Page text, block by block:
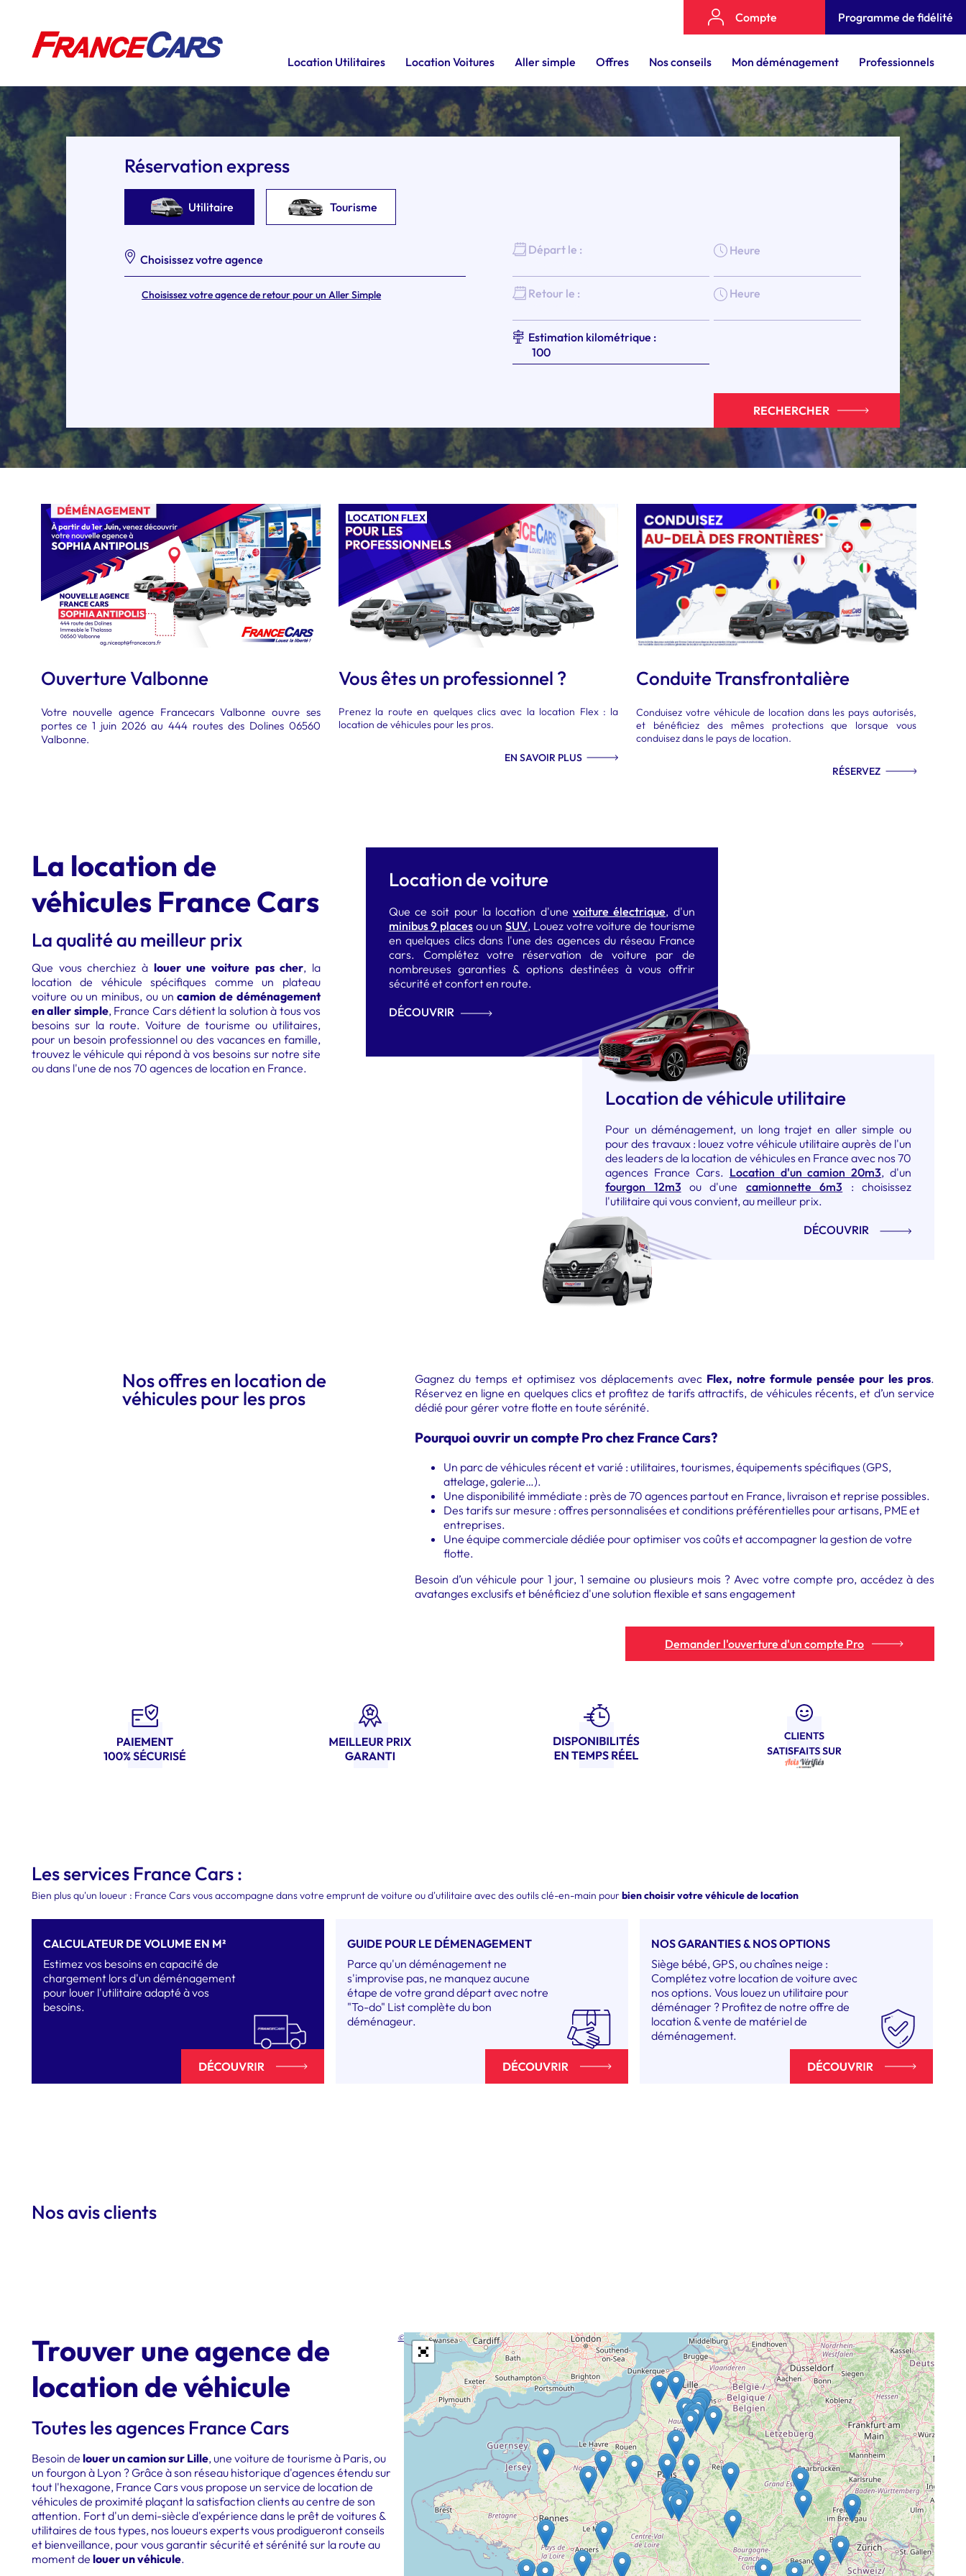
Programme de fidélité
Compte
Location Utilitaires Location Voitures Aller simple Offres Nos conseils Mon déménagement Professionnels
Réservation express
Utilitaire Tourisme
Choisissez votre agence
Choisissez votre agence de retour pour un Aller Simple
Départ le : Heure
Retour le : Heure
Estimation kilométrique :
RECHERCHER
Ouverture Valbonne
Votre nouvelle agence Francecars Valbonne ouvre ses
portes ce 1 juin 2026 au 444 routes des Dolines 06560
Valbonne.
Vous êtes un professionnel ?
Prenez la route en quelques clics avec la location Flex : la
location de véhicules pour les pros.
EN SAVOIR PLUS
Conduite Transfrontalière
Conduisez votre véhicule de location dans les pays autorisés,
et bénéficiez des mêmes protections que lorsque vous
conduisez dans le pays de location.
RÉSERVEZ
La location de
véhicules France Cars
La qualité au meilleur prix
Que vous cherchiez à louer une voiture pas cher, la
location de véhicule spécifiques comme un plateau
voiture ou un minibus, ou uncamion de déménagement
en aller simple, France Cars détient la solution à tous vos
besoins sur la route. Voiture de tourisme ou utilitaires,
pour un besoin professionnel ou des vacances en famille,
trouvez le véhicule qui répond à vos besoins sur notre site
ou dans l'une de nos 70 agences de location en France.
Location de voiture
Que ce soit pour la location d'une voiture électrique, d'un
minibus 9 places ou unSUV, Louez votre voiture de tourisme
en quelques clics dans l'une des agences du réseau France
cars. Complétez votre réservation de voiture par de
nombreuses garanties & options destinées à vous offrir
sécurité et confort en route.
DÉCOUVRIR
Location de véhicule utilitaire
Pour un déménagement, un long trajet en aller simple ou
pour des travaux : louez votre véhicule utilitaire auprès de l'un
des leaders de la location de véhicules en France avec nos 70
agences France Cars. Location d'un camion 20m3, d'un
fourgon 12m3 ou d'une camionnette 6m3 : choisissez
l'utilitaire qui vous convient, au meilleur prix.
DÉCOUVRIR
Nos offres en location de
véhicules pour les pros
Gagnez du temps et optimisez vos déplacements avec Flex, notre formule pensée pour les pros.
Réservez en ligne en quelques clics et profitez de tarifs attractifs, de véhicules récents, et d’un service
dédié pour gérer votre flotte en toute sérénité.
Pourquoi ouvrir un compte Pro chez France Cars?
Un parc de véhicules récent et varié : utilitaires, tourismes, équipements spécifiques (GPS,
attelage, galerie…).
Une disponibilité immédiate : près de 70 agences partout en France, livraison et reprise possibles.
Des tarifs sur mesure : offres personnalisées et conditions préférentielles pour artisans, PME et
entreprises.
Une équipe commerciale dédiée pour optimiser vos coûts et accompagner la gestion de votre
flotte.
Besoin d’un véhicule pour 1 jour, 1 semaine ou plusieurs mois ? Avec votre compte pro, accédez à des
avatanges exclusifs et bénéficiez d'une solution flexible et sans engagement
Demander l'ouverture d'un compte Pro
Les services France Cars :
Bien plus qu'un loueur : France Cars vous accompagne dans votre emprunt de voiture ou d'utilitaire avec des outils clé-en-main pourbien choisir votre véhicule de location
CALCULATEUR DE VOLUME EN M²
Estimez vos besoins en capacité de
chargement lors d'un déménagement
pour louer l'utilitaire adapté à vos
besoins.
GUIDE POUR LE DÉMENAGEMENT
Parce qu'un déménagement ne
s'improvise pas, ne manquez aucune
étape de votre grand départ avec notre
"To-do" List complète du bon
déménageur.
NOS GARANTIES & NOS OPTIONS
Siège bébé, GPS, ou chaînes neige :
Complétez votre location de voiture avec
nos options. Vous louez un utilitaire pour
déménager ? Profitez de notre offre de
location & vente de matériel de
déménagement.
Nos avis clients
Trouver une agence de
location de véhicule
Toutes les agences France Cars
Besoin de louer un camion sur Lille, une voiture de tourisme à Paris, ou
un fourgon à Lyon ? Grâce à son réseau historique d'agences étendu sur
tout l'hexagone, France Cars vous propose un service de location de
véhicules de proximité plaçant la satisfaction clients au centre de son
attention. Fort d'un demi-siècle d'expérience dans le prêt de voitures &
utilitaires de tous types, nos loueurs experts vous prodigueront conseils
et bienveillance, pour vous garantir sécurité et sérénité sur la route au
moment de louer un véhicule.
©